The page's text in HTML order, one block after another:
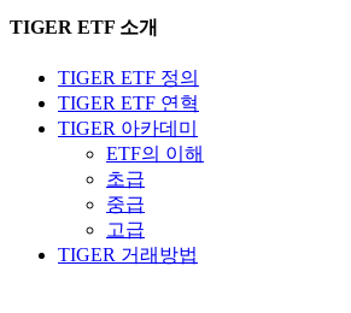
TIGER ETF 소개
TIGER ETF 정의
TIGER ETF 연혁
TIGER 아카데미
ETF의 이해
초급
중급
고급
TIGER 거래방법